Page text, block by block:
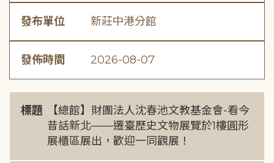
發布單位 新莊中港分館
發佈時間 2026-08-07
標題
【總館】財團法人沈春池文教基金會-看今
昔話新北——遷臺歷史文物展覽於1樓圓形
展櫃區展出，歡迎一同觀展！